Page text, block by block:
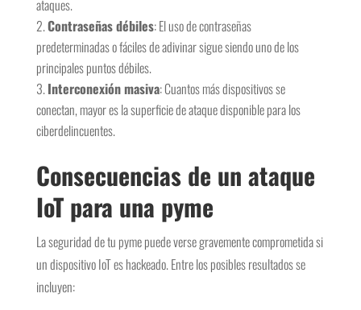
ataques.
Contraseñas débiles: El uso de contraseñas
predeterminadas o fáciles de adivinar sigue siendo uno de los
principales puntos débiles.
Interconexión masiva: Cuantos más dispositivos se
conectan, mayor es la superficie de ataque disponible para los
ciberdelincuentes.
Consecuencias de un ataque
IoT para una pyme
La seguridad de tu pyme puede verse gravemente comprometida si
un dispositivo IoT es hackeado. Entre los posibles resultados se
incluyen: